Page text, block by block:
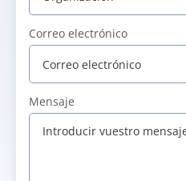
Correo electrónico
Mensaje